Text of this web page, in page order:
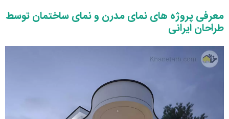
معرفی پروژه های نمای مدرن و نمای ساختمان توسط
طراحان ایرانی